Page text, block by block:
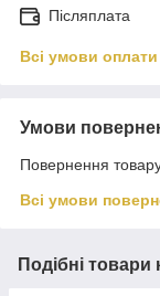
Післяплата
Всі умови оплати
Умови
Повернення
Всі умови
Подібні товари